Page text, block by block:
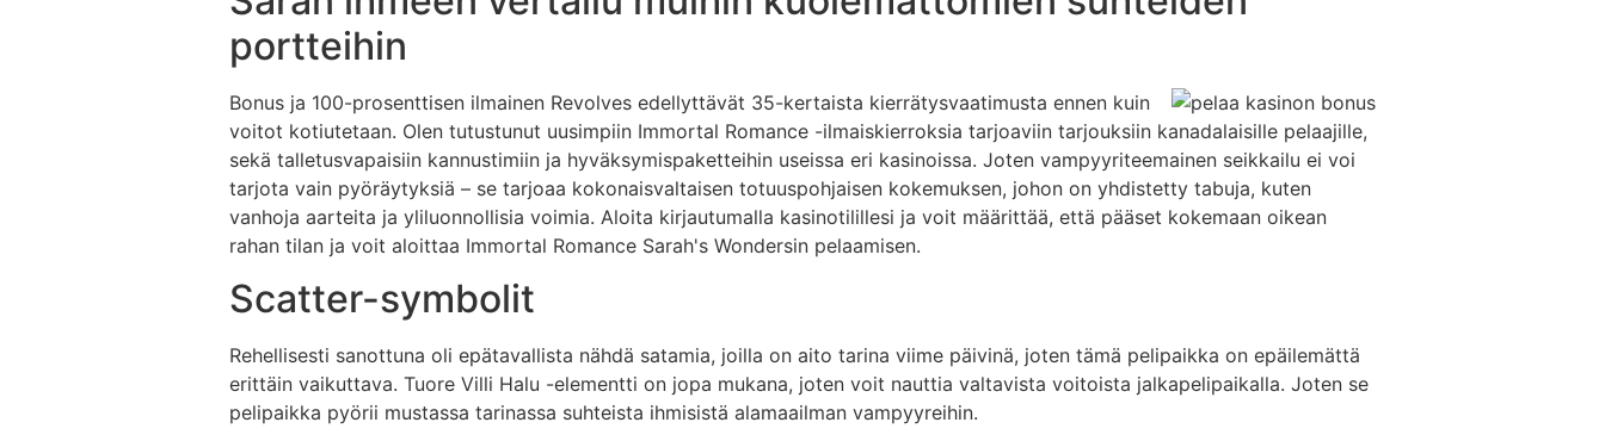
portteihin
Bonus ja 100-prosenttisen ilmainen Revolves edellyttävät 35-kertaista kierrätysvaatimusta ennen kuin
voitot kotiutetaan. Olen tutustunut uusimpiin Immortal Romance -ilmaiskierroksia tarjoaviin tarjouksiin kanadalaisille pelaajille,
sekä talletusvapaisiin kannustimiin ja hyväksymispaketteihin useissa eri kasinoissa. Joten vampyyriteemainen seikkailu ei voi
tarjota vain pyöräytyksiä – se tarjoaa kokonaisvaltaisen totuuspohjaisen kokemuksen, johon on yhdistetty tabuja, kuten
vanhoja aarteita ja yliluonnollisia voimia. Aloita kirjautumalla kasinotilillesi ja voit määrittää, että pääset kokemaan oikean
rahan tilan ja voit aloittaa Immortal Romance Sarah's Wondersin pelaamisen.
Scatter-symbolit
Rehellisesti sanottuna oli epätavallista nähdä satamia, joilla on aito tarina viime päivinä, joten tämä pelipaikka on epäilemättä
erittäin vaikuttava. Tuore Villi Halu -elementti on jopa mukana, joten voit nauttia valtavista voitoista jalkapelipaikalla. Joten se
pelipaikka pyörii mustassa tarinassa suhteista ihmisistä alamaailman vampyyreihin.